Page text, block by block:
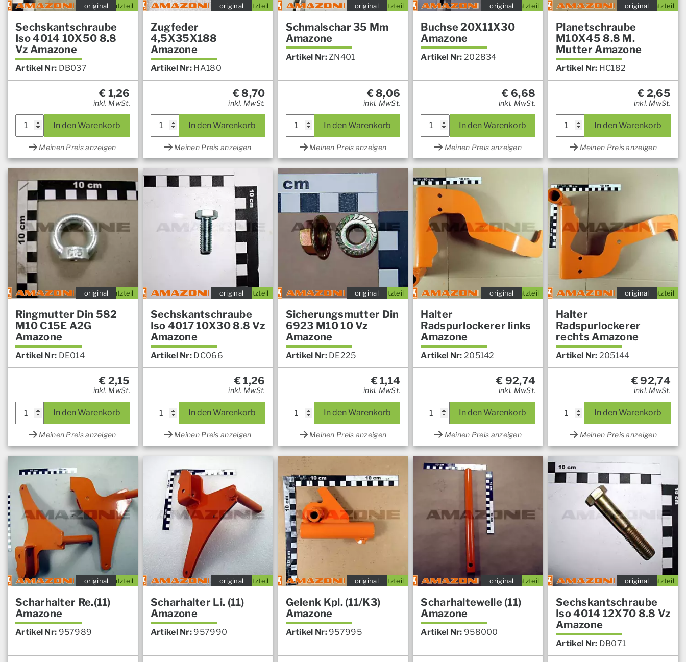
Ersatzteil
original
Sechskantschraube
Iso 4014 10X50 8.8
Vz Amazone
Artikel Nr: DB037
€ 1,26
inkl. MwSt.
In den Warenkorb
Meinen Preis anzeigen
Ersatzteil
original
Zugfeder
4,5X35X188
Amazone
Artikel Nr: HA180
€8,70
inkl. MwSt.
In den Warenkorb
Meinen Preis anzeigen
Ersatzteil
original
Schmalschar 35 Mm
Amazone
Artikel Nr: ZN401
€8,06
inkl. MwSt.
In den Warenkorb
Meinen Preis anzeigen
Ersatzteil
original
Buchse 20X11X30
Amazone
Artikel Nr: 202834
€ 6,68
inkl. MwSt.
In den Warenkorb
Meinen Preis anzeigen
Ersatzteil
original
Planetschraube
M10X45 8.8 M.
Mutter Amazone
Artikel Nr: HC182
€ 2,65
inkl. MwSt.
In den Warenkorb
Meinen Preis anzeigen
Ersatzteil
original
Ringmutter Din 582
M10 C15E A2G
Amazone
Artikel Nr: DE014
€ 2,15
inkl. MwSt.
In den Warenkorb
Meinen Preis anzeigen
Ersatzteil
original
Sechskantschraube
Iso 4017 10X30 8.8 Vz
Amazone
Artikel Nr: DC066
€1,26
inkl. MwSt.
In den Warenkorb
Meinen Preis anzeigen
Ersatzteil
original
Sicherungsmutter Din
6923 M10 10 Vz
Amazone
Artikel Nr: DE225
€1,14
inkl. MwSt.
In den Warenkorb
Meinen Preis anzeigen
Ersatzteil
original
Halter
Radspurlockerer links
Amazone
Artikel Nr: 205142
€ 92,74
inkl. MwSt.
In den Warenkorb
Meinen Preis anzeigen
Ersatzteil
original
Halter
Radspurlockerer
rechts Amazone
Artikel Nr: 205144
€92,74
inkl. MwSt.
In den Warenkorb
Meinen Preis anzeigen
Ersatzteil
original
Scharhalter Re.(11)
Amazone
Artikel Nr: 957989
Ersatzteil
original
Scharhalter Li. (11)
Amazone
Artikel Nr: 957990
Ersatzteil
original
Gelenk Kpl. (11/K3)
Amazone
Artikel Nr: 957995
Ersatzteil
original
Scharhaltewelle (11)
Amazone
Artikel Nr: 958000
Ersatzteil
original
Sechskantschraube
Iso 4014 12X70 8.8 Vz
Amazone
Artikel Nr: DB071